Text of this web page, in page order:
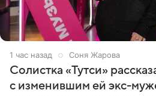
1 час назад Соня Жарова
Солистка «Тутси»
с изменившим ей экс-